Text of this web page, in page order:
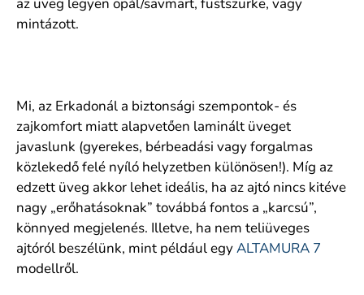
az üveg legyen opál/savmart, füstszürke, vagy
mintázott.
Mi, az Erkadonál a biztonsági szempontok- és
zajkomfort miatt alapvetően laminált üveget
javaslunk (gyerekes, bérbeadási vagy forgalmas
közlekedő felé nyíló helyzetben különösen!). Míg az
edzett üveg akkor lehet ideális, ha az ajtó nincs kitéve
nagy „erőhatásoknak” továbbá fontos a „karcsú”,
könnyed megjelenés. Illetve, ha nem teliüveges
ajtóról beszélünk, mint például egyALTAMURA 7
modellről.